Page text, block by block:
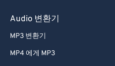
Audio 변환기
MP3 변환기
MP4 에게 MP3